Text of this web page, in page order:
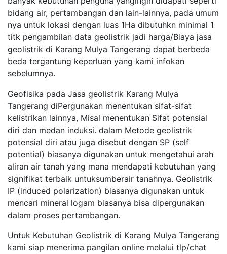
bidang air, pertambangan dan lain-lainnya, pada umum
nya untuk lokasi dengan luas 1Ha dibutuhkn minimal 1
titk pengambilan data geolistrik jadi harga/Biaya jasa
geolistrik di Karang Mulya Tangerang dapat berbeda
beda tergantung keperluan yang kami infokan
sebelumnya.
Geofisika pada Jasa geolistrik Karang Mulya
Tangerang diPergunakan menentukan sifat-sifat
kelistrikan lainnya, Misal menentukan Sifat potensial
diri dan medan induksi. dalam Metode geolistrik
potensial diri atau juga disebut dengan SP (self
potential) biasanya digunakan untuk mengetahui arah
aliran air tanah yang mana mendapati kebutuhan yang
signifikat terbaik untuksumberair tanahnya. Geolistrik
IP (induced polarization) biasanya digunakan untuk
mencari mineral logam biasanya bisa dipergunakan
dalam proses pertambangan.
Untuk Kebutuhan Geolistrik di Karang Mulya Tangerang
kami siap menerima pangilan online melalui tlp/chat